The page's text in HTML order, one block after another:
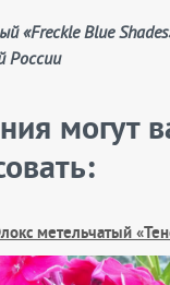
России
могут
метельчатый